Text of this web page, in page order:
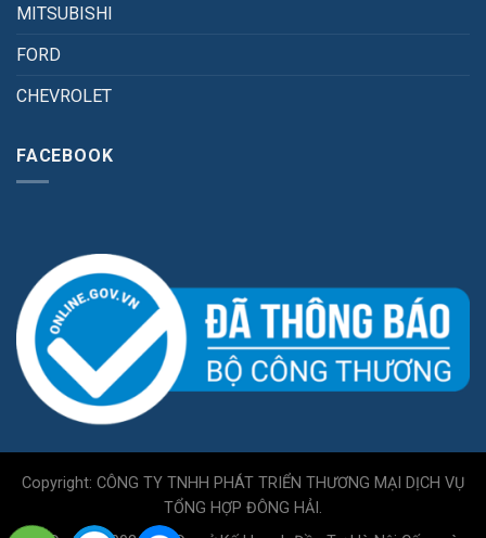
MITSUBISHI
FORD
CHEVROLET
FACEBOOK
Copyright: CÔNG TY TNHH PHÁT TRIỂN THƯƠNG MẠI DỊCH VỤ
TỔNG HỢP ĐÔNG HẢI.